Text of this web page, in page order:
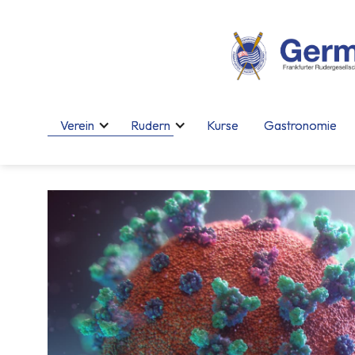
Verein
Verein Rudern
Rudern Kurse
Kurse Gastronomie
Gastronomie